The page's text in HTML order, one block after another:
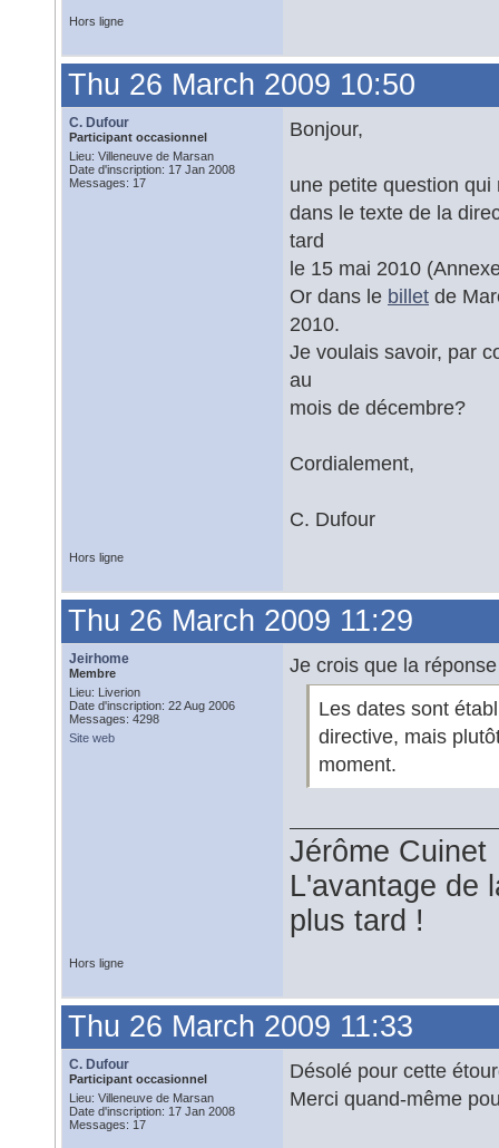
Hors ligne
Thu 26 March 2009 10:50
C. Dufour
Participant occasionnel
Lieu: Villeneuve de Marsan
Date d'inscription: 17 Jan 2008
Messages: 17
Bonjour,
une petite question
dans le texte de la
tard
le 15 mai 2010
Or dans le billet de
2010.
Je voulais savoir, par
au
mois de décembre?
Cordialement,
C. Dufour
Hors ligne
Thu 26 March 2009 11:29
Jeirhome
Membre
Lieu: Liverion
Date d'inscription: 22 Aug 2006
Messages: 4298
Site web
Je crois que la
Les dates sont
directive, mais
moment.
Jérôme Cuinet
L'avantage de
plus tard !
Hors ligne
Thu 26 March 2009 11:33
C. Dufour
Participant occasionnel
Lieu: Villeneuve de Marsan
Date d'inscription: 17 Jan 2008
Messages: 17
Désolé pour cette
Merci quand-même